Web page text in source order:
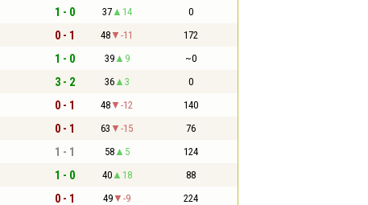
1 - 0 37 14 0
0 - 1 48 -11 172
1 - 0 39 9 ~0
3 - 2 36 3 0
0 - 1 48 -12 140
0 - 1 63 -15 76
1 - 1 58 5 124
1 - 0 40 18 88
0 - 1 49 -9 224